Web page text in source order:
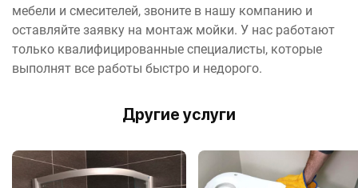
мебели и смесителей, звоните в нашу компанию и
оставляйте заявку на монтаж мойки. У нас работают
только квалифицированные специалисты, которые
выполнят все работы быстро и недорого.
Другие услуги